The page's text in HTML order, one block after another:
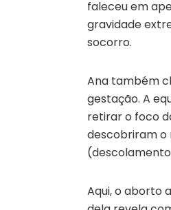
faleceu em
gravidade
socorro.
Ana também
gestação. A
retirar o foco
descobriram o
Aqui, o aborto